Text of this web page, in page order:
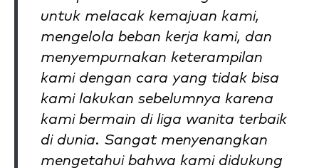
untuk melacak kemajuan kami,
mengelola beban kerja kami, dan
menyempurnakan keterampilan
kami dengan cara yang tidak bisa
kami lakukan sebelumnya karena
kami bermain di liga wanita terbaik
di dunia. Sangat menyenangkan
mengetahui bahwa kami didukung